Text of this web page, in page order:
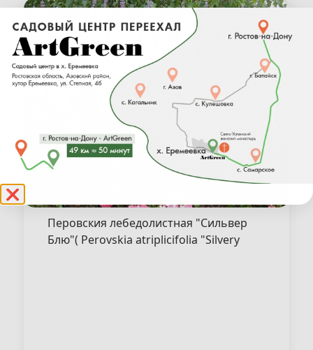
❌
Перовския лебедолистная "Сильвер
Блю"( Perovskia atriplicifolia "Silvery